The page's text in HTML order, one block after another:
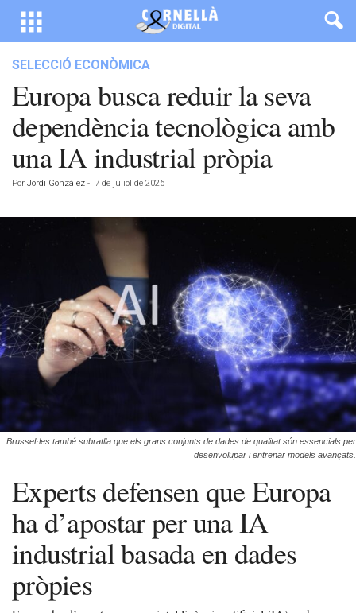
SELECCIÓ ECONÒMICA
Europa busca reduir la seva
dependència tecnològica amb
una IA industrial pròpia
Por Jordi González - 7 de juliol de 2026
Brussel·les també subratlla que els grans conjunts de dades de qualitat són essencials per
desenvolupar i entrenar models avançats.
Experts defensen que Europa
ha d’apostar per una IA
industrial basada en dades
pròpies